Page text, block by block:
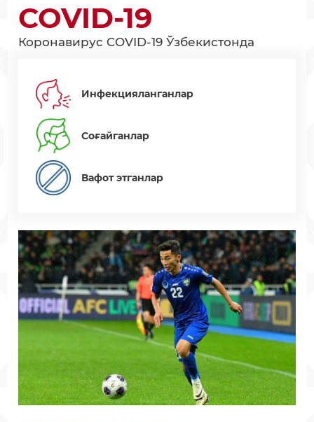
COVID-19
Коронавирус COVID-19 Ўзбекистонда
Инфекцияланганлар
Соғайганлар
Вафот этганлар